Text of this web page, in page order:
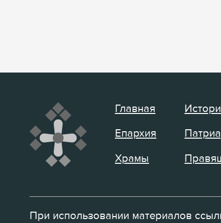
Главная
Епархия
Храмы
При использовании материалов